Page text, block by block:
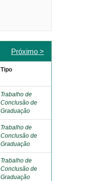
Próximo >
Tipo
Trabalho de
Conclusão de
Graduação
Trabalho de
Conclusão de
Graduação
Trabalho de
Conclusão de
Graduação